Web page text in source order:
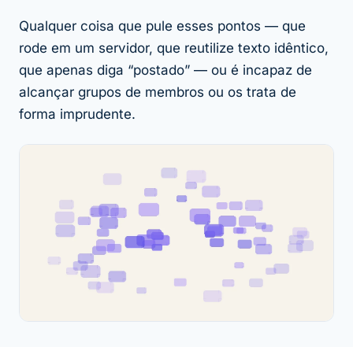
Qualquer coisa que pule esses pontos — que
rode em um servidor, que reutilize texto idêntico,
que apenas diga “postado” — ou é incapaz de
alcançar grupos de membros ou os trata de
forma imprudente.